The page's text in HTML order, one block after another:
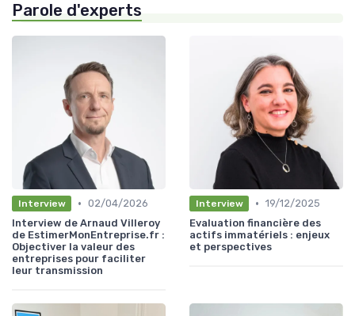
Parole d'experts
Interview • 02/04/2026
Interview de Arnaud Villeroy
de EstimerMonEntreprise.fr :
Objectiver la valeur des
entreprises pour faciliter
leur transmission
Interview • 19/12/2025
Evaluation financière des
actifs immatériels : enjeux
et perspectives